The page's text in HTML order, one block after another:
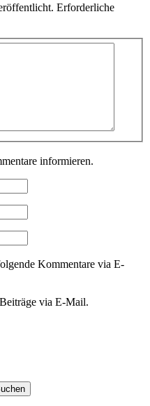
Erforderliche
informieren.
Kommentare via E-
via E-Mail.